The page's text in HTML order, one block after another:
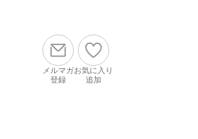
メルマガ
登録
お気に入り
追加